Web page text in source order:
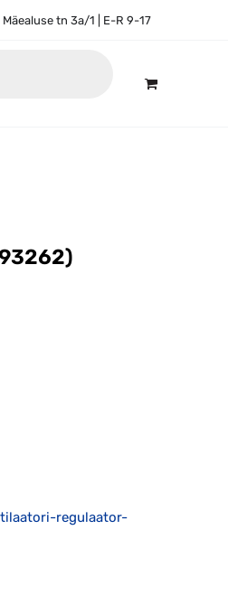
Mäealuse tn 3a/1 | E-R 9-17
regulaator-